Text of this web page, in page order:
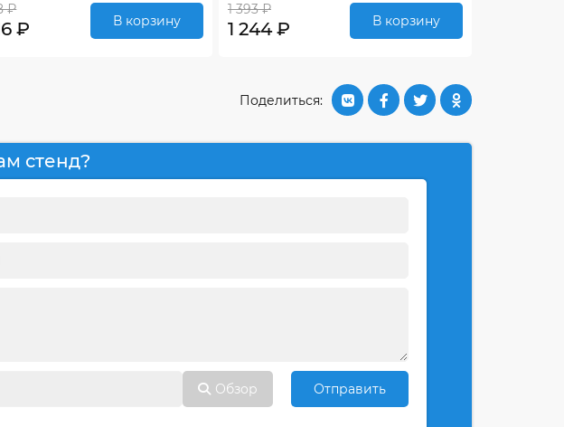
₽
₽ В корзину
1 393 ₽
1 244 ₽ В корзину
Поделиться:
стенд?
Обзор Отправить